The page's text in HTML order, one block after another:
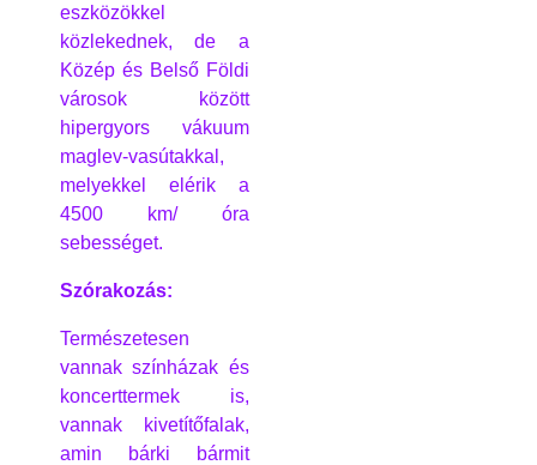
eszközökkel
közlekednek, de a
Közép és Belső Földi
városok között
hipergyors vákuum
maglev-vasútakkal,
melyekkel elérik a
4500 km/ óra
sebességet.
Szórakozás:
Természetesen
vannak színházak és
koncerttermek is,
vannak kivetítőfalak,
amin bárki bármit